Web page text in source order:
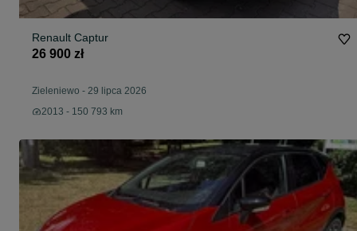
Renault Captur
26 900 zł
Zieleniewo - 29 lipca 2026
2013 - 150 793 km